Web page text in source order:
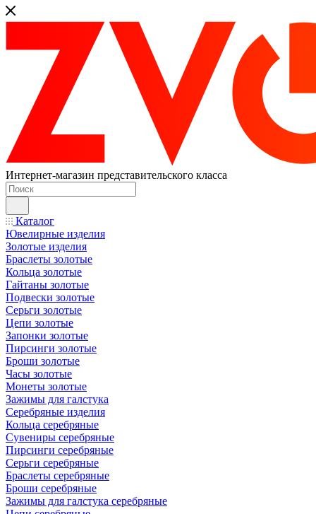
Интернет-магазин представительского класса
Каталог
Ювелирные изделия
Золотые изделия
Браслеты золотые
Кольца золотые
Гайтаны золотые
Подвески золотые
Серьги золотые
Цепи золотые
Запонки золотые
Пирсинги золотые
Броши золотые
Часы золотые
Монеты золотые
Зажимы для галстука
Серебряные изделия
Кольца серебряные
Сувениры серебряные
Пирсинги серебряные
Серьги серебряные
Браслеты серебряные
Броши серебряные
Зажимы для галстука серебряные